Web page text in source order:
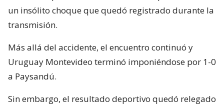
un insólito choque que quedó registrado durante la
transmisión.
Más allá del accidente, el encuentro continuó y
Uruguay Montevideo terminó imponiéndose por 1-0
a Paysandú.
Sin embargo, el resultado deportivo quedó relegado